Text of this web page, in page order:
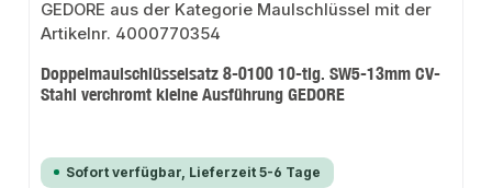
Doppelmaulschlüsselsatz 8-0100 10-tlg. SW5-13mm CV-
Stahl verchromt kleine Ausführung GEDORE
Sofort verfügbar, Lieferzeit 5-6 Tage